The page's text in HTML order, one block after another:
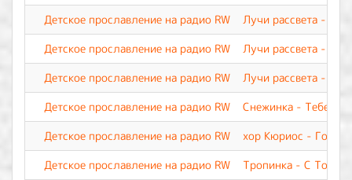
Детское прославление на радио RW
Лучи рассвета -
Детское прославление на радио RW
Лучи рассвета -
Детское прославление на радио RW
Лучи рассвета - Ты
Детское прославление на радио RW
Снежинка - Тебе, о
Детское прославление на радио RW
хор Кюриос -
Детское прославление на радио RW
Тропинка - С Тобой